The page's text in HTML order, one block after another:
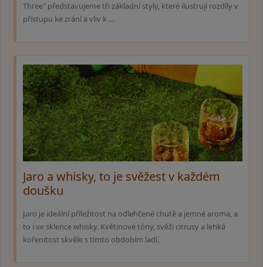
Three" představujeme tři základní styly, které ilustrují rozdíly v
přístupu ke zrání a vliv k …
Jaro a whisky, to je svěžest v každém
doušku
Jaro je ideální příležitost na odlehčené chutě a jemné aroma, a
to i ve sklence whisky. Květinové tóny, svěží citrusy a lehká
kořenitost skvěle s tímto obdobím ladí.